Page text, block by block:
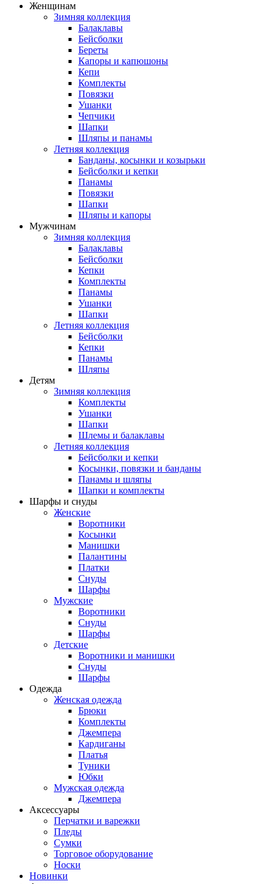
Женщинам
Зимняя коллекция
Балаклавы
Бейсболки
Береты
Капоры и капюшоны
Кепи
Комплекты
Повязки
Ушанки
Чепчики
Шапки
Шляпы и панамы
Летняя коллекция
Банданы, косынки и козырьки
Бейсболки и кепки
Панамы
Повязки
Шапки
Шляпы и капоры
Мужчинам
Зимняя коллекция
Балаклавы
Бейсболки
Кепки
Комплекты
Панамы
Ушанки
Шапки
Летняя коллекция
Бейсболки
Кепки
Панамы
Шляпы
Детям
Зимняя коллекция
Комплекты
Ушанки
Шапки
Шлемы и балаклавы
Летняя коллекция
Бейсболки и кепки
Косынки, повязки и банданы
Панамы и шляпы
Шапки и комплекты
Шарфы и снуды
Женские
Воротники
Косынки
Манишки
Палантины
Платки
Снуды
Шарфы
Мужские
Воротники
Снуды
Шарфы
Детские
Воротники и манишки
Снуды
Шарфы
Одежда
Женская одежда
Брюки
Комплекты
Джемпера
Кардиганы
Платья
Туники
Юбки
Мужская одежда
Джемпера
Аксессуары
Перчатки и варежки
Пледы
Сумки
Торговое оборудование
Носки
Новинки